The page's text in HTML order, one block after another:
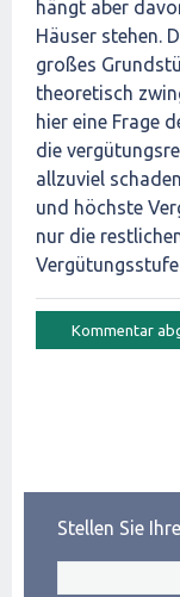
hängt aber
Häuser stehen.
großes
theoretisch
hier eine Frage
die
allzuviel
und höchste
nur die
Stellen Sie